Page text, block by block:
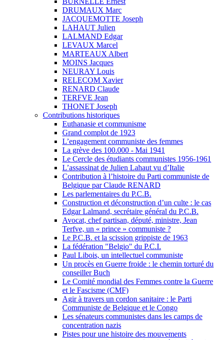
DRUMAUX Marc
JACQUEMOTTE Joseph
LAHAUT Julien
LALMAND Edgar
LEVAUX Marcel
MARTEAUX Albert
MOINS Jacques
NEURAY Louis
RELECOM Xavier
RENARD Claude
TERFVE Jean
THONET Joseph
Contributions historiques
Euthanasie et communisme
Grand complot de 1923
L’engagement communiste des femmes
La grève des 100.000 - Mai 1941
Le Cercle des étudiants communistes 1956-1961
L’assassinat de Julien Lahaut vu d’Italie
Contribution à l’histoire du Parti communiste de
Belgique par Claude RENARD
Les parlementaires du P.C.B.
Construction et déconstruction d’un culte : le cas
Edgar Lalmand, secrétaire général du P.C.B.
Avocat, chef partisan, député, ministre, Jean
Terfve, un « prince » communiste ?
Le P.C.B. et la scission grippiste de 1963
La fédération "Belgio" du P.C.I.
Paul Libois, un intellectuel communiste
Un procès en Guerre froide : le chemin torturé du
conseiller Buch
Le Comité mondial des Femmes contre la Guerre
et le Fascisme (CMF)
Agir à travers un cordon sanitaire : le Parti
Communiste de Belgique et le Congo
Les sénateurs communistes dans les camps de
concentration nazis
Pistes pour une histoire des mouvements